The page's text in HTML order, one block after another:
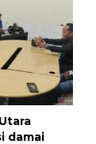
damai